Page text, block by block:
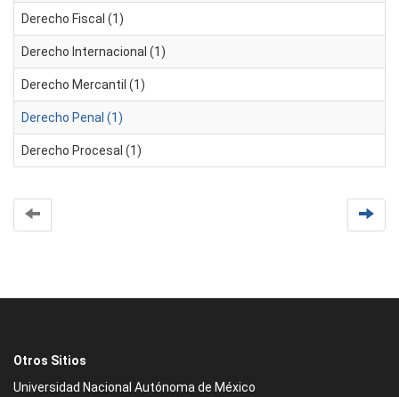
Derecho Fiscal (1)
Derecho Internacional (1)
Derecho Mercantil (1)
Derecho Penal (1)
Derecho Procesal (1)
Otros Sitios
Universidad Nacional Autónoma de México